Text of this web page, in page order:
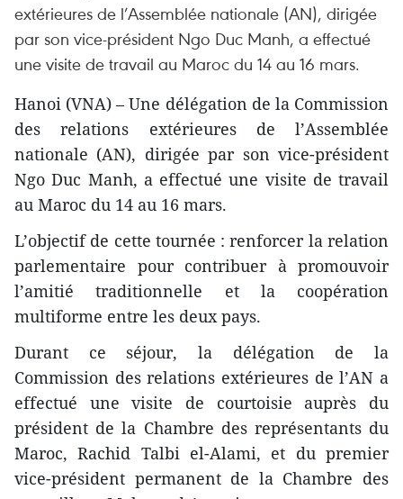
extérieures de l’Assemblée nationale (AN), dirigée
par son vice-président Ngo Duc Manh, a effectué
une visite de travail au Maroc du 14 au 16 mars.
Hanoi (VNA) – Une délégation de la Commission
des relations extérieures de l’Assemblée
nationale (AN), dirigée par son vice-président
Ngo Duc Manh, a effectué une visite de travail
au Maroc du 14 au 16 mars.
L’objectif de cette tournée : renforcer la relation
parlementaire pour contribuer à promouvoir
l’amitié traditionnelle et la coopération
multiforme entre les deux pays.
Durant ce séjour, la délégation de la
Commission des relations extérieures de l’AN a
effectué une visite de courtoisie auprès du
président de la Chambre des représentants du
Maroc, Rachid Talbi el-Alami, et du premier
vice-président permanent de la Chambre des